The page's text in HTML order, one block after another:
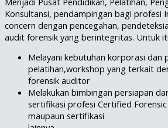
Konsultansi, pendampingan bagi profesi
concern dengan pencegahan,
audit forensik yang berintegritas. Untuk
Melayani kebutuhan korporasi dan
pelatihan,workshop yang terkait
forensik auditor
Melakukan bimbingan persiapan
sertifikasi profesi Certified
maupaun sertifikasi